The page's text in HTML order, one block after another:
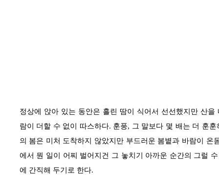
정상에 앉아 있는 동안은 흘린 땀이 식어서 선선했지만 산을
람이 더할 수 없이 따스하다. 훈풍, 그 말보다 몇 배는 더 훈훈
의 봄은 미처 도착하지 않았지만 부드러운 봄볕과 바람이 온
에서 뭔 일이 어찌 벌어지건 그 놓치기 아까운 순간의 그럴
에 간직해 두기로 한다.